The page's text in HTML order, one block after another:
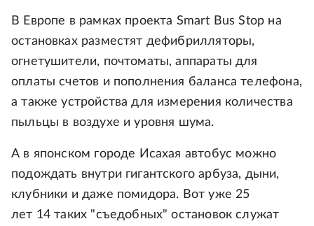
В Европе в рамках проекта Smart Bus Stop на
остановках разместят дефибрилляторы,
огнетушители, почтоматы, аппараты для
оплаты счетов и пополнения баланса телефона,
а также устройства для измерения количества
пыльцы в воздухе и уровня шума.
А в японском городе Исахая автобус можно
подождать внутри гигантского арбуза, дыни,
клубники и даже помидора. Вот уже 25
лет 14 таких "съедобных" остановок служат